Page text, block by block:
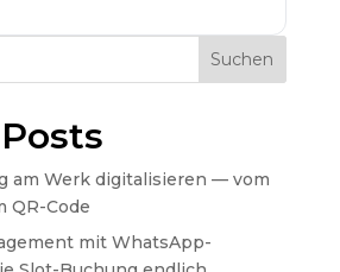
Suchen
am Werk digitalisieren — vom
QR-Code
mit WhatsApp-